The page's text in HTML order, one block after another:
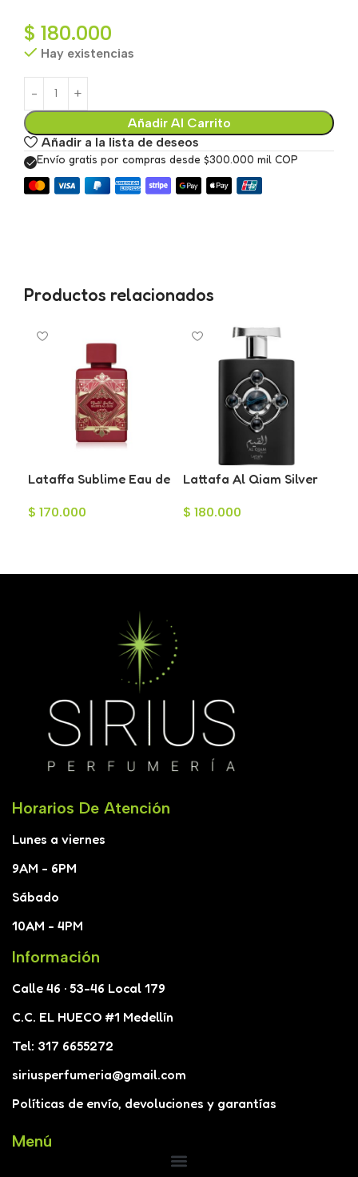
$ 180.000
Hay existencias
Añadir Al Carrito
Añadir a la lista de deseos
Envío gratis por compras desde $300.000 mil COP
Productos relacionados
Lataffa Sublime Eau de
$ 170.000
Lattafa Al Qiam Silver
Hombre 100ml
$ 180.000
Horarios De Atención
Lunes a viernes
9AM - 6PM
Sábado
10AM - 4PM
Información
Calle 46 · 53-46 Local 179
C.C. EL HUECO #1 Medellín
Tel: 317 6655272
siriusperfumeria@gmail.com
Políticas de envío, devoluciones y garantías
Menú